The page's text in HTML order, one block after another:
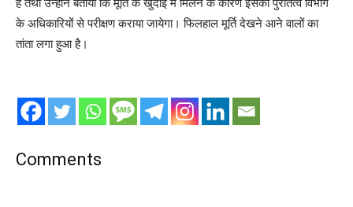
के अधिकारियों से परीक्षण कराया जायेगा। फिलहाल मूर्ति देखने आने वालों का
तांता लगा हुआ है।
Comments